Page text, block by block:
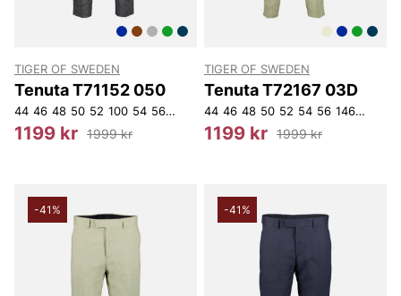
TIGER OF SWEDEN
Tenuta T71152 050
44 46 48 50 52 100 54 56 148 150
1199 kr 1999 kr
TIGER OF SWEDEN
Tenuta T72167 03D
44 46 48 50 52 54 56 146 148
1199 kr 1999 kr
-41% -41%